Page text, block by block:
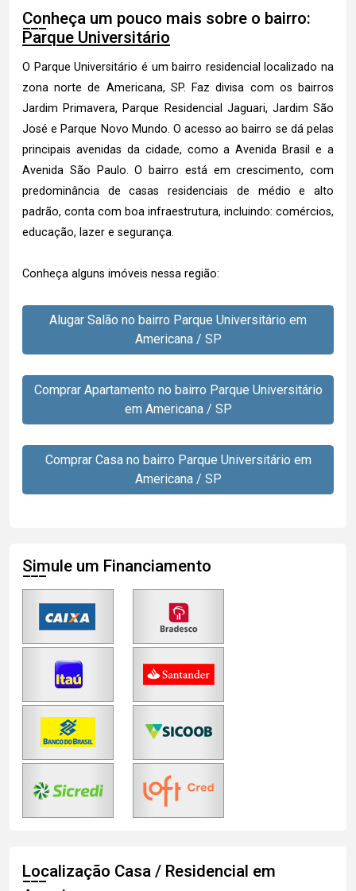
Conheça um pouco mais sobre o bairro:
Parque Universitário
O Parque Universitário é um bairro residencial localizado na
zona norte de Americana, SP. Faz divisa com os bairros
Jardim Primavera, Parque Residencial Jaguari, Jardim São
José e Parque Novo Mundo. O acesso ao bairro se dá pelas
principais avenidas da cidade, como a Avenida Brasil e a
Avenida São Paulo. O bairro está em crescimento, com
predominância de casas residenciais de médio e alto
padrão, conta com boa infraestrutura, incluindo: comércios,
educação, lazer e segurança.
Conheça alguns imóveis nessa região:
Alugar Salão no bairro Parque Universitário em
Americana / SP
Comprar Apartamento no bairro Parque Universitário
em Americana / SP
Comprar Casa no bairro Parque Universitário em
Americana / SP
Simule um Financiamento
Localização Casa / Residencial em